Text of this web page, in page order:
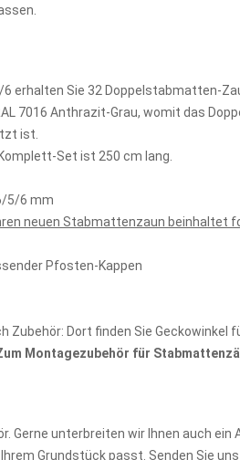
erhalten Sie 32 Doppelstabmatten-
7016 Anthrazit-Grau, womit das
ist.
Set ist 250 cm lang.
5/6 mm
neuen Stabmattenzaun beinhaltet
Pfosten-Kappen
Dort finden Sie Geckowinkel
Montagezubehör für
Gerne unterbreiten wir Ihnen auch ein
Grundstück passt. Senden Sie